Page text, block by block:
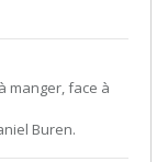
manger, face à
Buren.